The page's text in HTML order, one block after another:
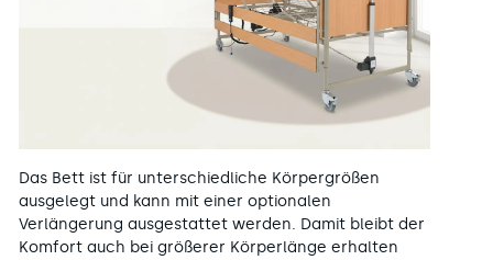
Das Bett ist für unterschiedliche Körpergrößen
ausgelegt und kann mit einer optionalen
Verlängerung ausgestattet werden. Damit bleibt der
Komfort auch bei größerer Körperlänge erhalten